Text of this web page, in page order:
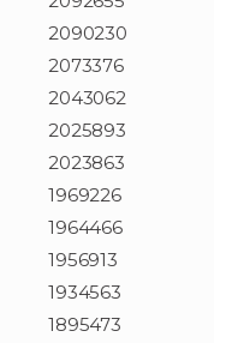
2090230
2073376
2043062
2025893
2023863
1969226
1964466
1956913
1934563
1895473